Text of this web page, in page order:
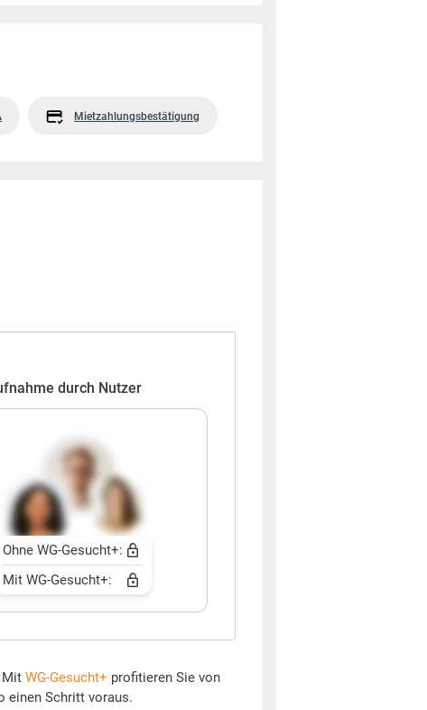
Mietzahlungsbestätigung
durch Nutzer
Ohne WG-Gesucht+:
Mit WG-Gesucht+:
Mit WG-Gesucht+ profitieren Sie von
einen Schritt voraus.